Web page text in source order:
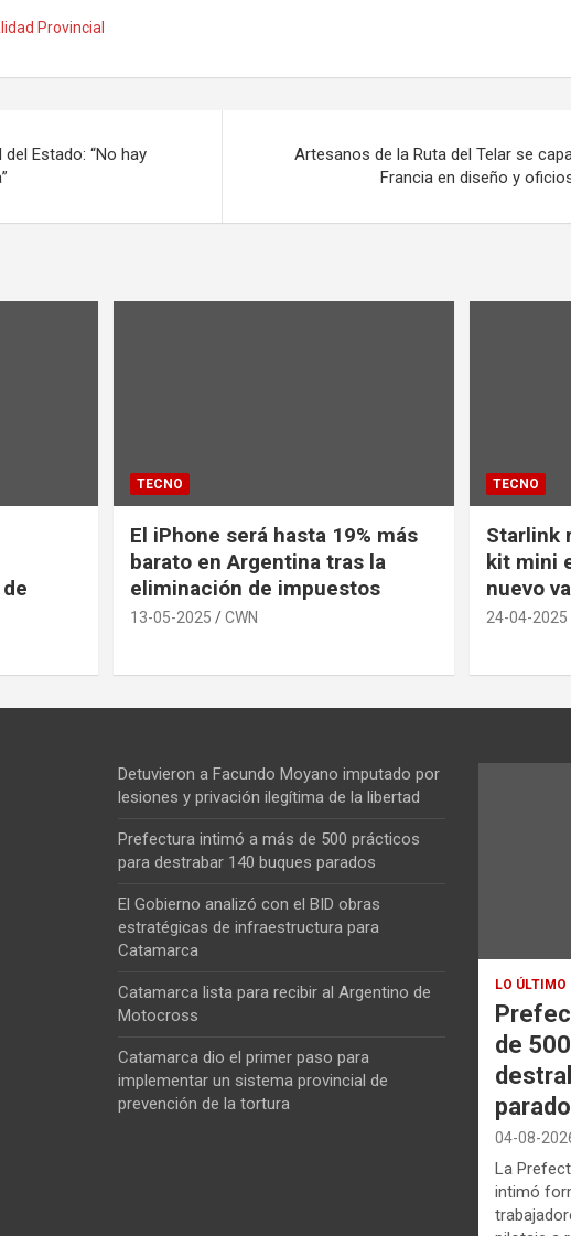
Provincial
Estado: “No hay
Artesanos de la Ruta del Telar se
Francia en diseño y
TECNO
El iPhone será hasta 19% más
barato en Argentina tras la
eliminación de impuestos
13-05-2025 CWN
TECNO
Starlink
kit mini
nuevo
24-04-2025
Detuvieron a Facundo Moyano imputado por
lesiones y privación ilegítima de la libertad
Prefectura intimó a más de 500 prácticos
para destrabar 140 buques parados
El Gobierno analizó con el BID obras
estratégicas de infraestructura para
Catamarca
Catamarca lista para recibir al Argentino de
Motocross
Catamarca dio el primer paso para
implementar un sistema provincial de
prevención de la tortura
LO ÚLTIMO
de
04-08-
La
intimó